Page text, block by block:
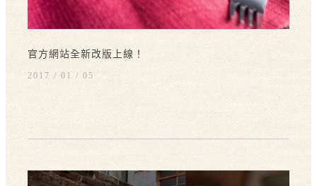
官方網站全新改版上線！
2017 / 01 05